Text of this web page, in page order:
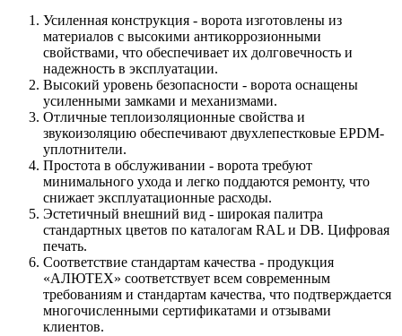
Усиленная конструкция - ворота изготовлены из
материалов с высокими антикоррозионными
свойствами, что обеспечивает их долговечность и
надежность в эксплуатации.
Высокий уровень безопасности - ворота оснащены
усиленными замками и механизмами.
Отличные теплоизоляционные свойства и
звукоизоляцию обеспечивают двухлепестковые EPDM-
уплотнители.
Простота в обслуживании - ворота требуют
минимального ухода и легко поддаются ремонту, что
снижает эксплуатационные расходы.
Эстетичный внешний вид - широкая палитра
стандартных цветов по каталогам RAL и DB. Цифровая
печать.
Соответствие стандартам качества - продукция
«АЛЮТЕХ» соответствует всем современным
требованиям и стандартам качества, что подтверждается
многочисленными сертификатами и отзывами
клиентов.